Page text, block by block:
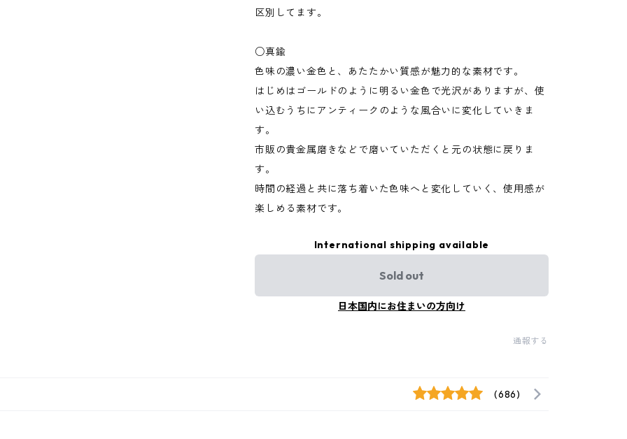
区別してます。
○真鍮
色味の濃い金色と、あたたかい質感が魅力的な素材です。
はじめはゴールドのように明るい金色で光沢がありますが、使
い込むうちにアンティークのような風合いに変化していきま
す。
市販の貴金属磨きなどで磨いていただくと元の状態に戻りま
す。
時間の経過と共に落ち着いた色味へと変化していく、使用感が
楽しめる素材です。
International shipping available
Sold out
日本国内にお住まいの方向け
通報する
(686)